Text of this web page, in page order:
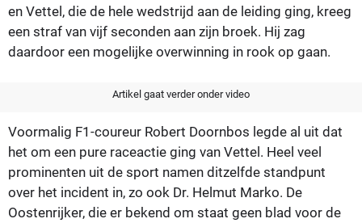
en Vettel, die de hele wedstrijd aan de leiding ging, kreeg
een straf van vijf seconden aan zijn broek. Hij zag
daardoor een mogelijke overwinning in rook op gaan.
Artikel gaat verder onder video
Voormalig F1-coureur Robert Doornbos legde al uit dat
het om een pure raceactie ging van Vettel. Heel veel
prominenten uit de sport namen ditzelfde standpunt
over het incident in, zo ook Dr. Helmut Marko. De
Oostenrijker, die er bekend om staat geen blad voor de